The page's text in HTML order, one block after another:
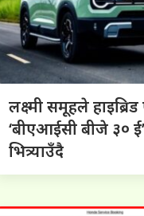
लक्ष्मी समूहले
‘बीएआईसी बीजे ३०
भित्र्याउँदै